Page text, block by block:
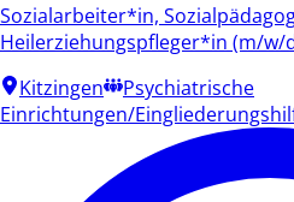
Sozialarbeiter*in,
Heilerziehungspfleger*in (m/w/
Kitzingen
Psychiatrische
Einrichtungen/